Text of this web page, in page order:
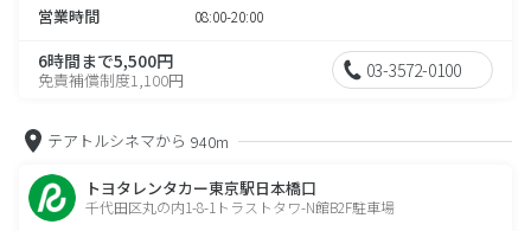
営業時間 08:00-20:00
6時間まで5,500円
免責補償制度1,100円 03-3572-0100
テアトルシネマから 940m
トヨタレンタカー東京駅日本橋口
千代田区丸の内1-8-1トラストタワ-N館B2F駐車場